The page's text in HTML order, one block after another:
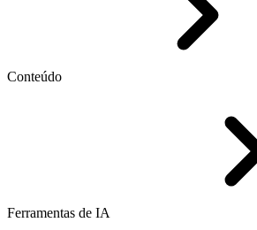
Conteúdo
Ferramentas de IA